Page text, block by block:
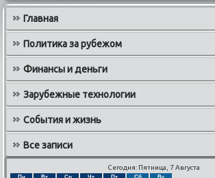
Главная
Политика за рубежом
Финансы и деньги
Зарубежные технологии
События и жизнь
Все записи
Сегодня: Пятница, 7 Августа